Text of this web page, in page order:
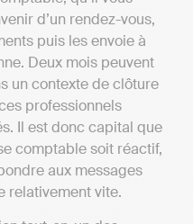
d’un rendez-vous,
puis les envoie à
Deux mois peuvent
un contexte de clôture
professionnels
Il est donc capital que
comptable soit réactif,
aux messages
relativement vite.